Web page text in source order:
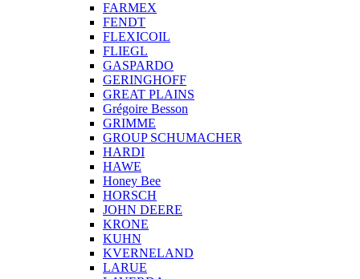
FARMEX
FENDT
FLEXICOIL
FLIEGL
GASPARDO
GERINGHOFF
GREAT PLAINS
Grégoire Besson
GRIMME
GROUP SCHUMACHER
HARDI
HAWE
Honey Bee
HORSCH
JOHN DEERE
KRONE
KUHN
KVERNELAND
LARUE